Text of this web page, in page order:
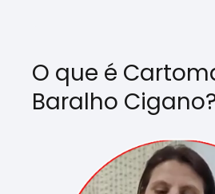
O que é
Baralho